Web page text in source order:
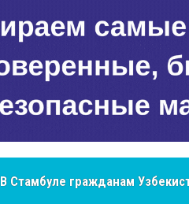
В Стамбуле гражданам
NCS Jeans: турецкий бренд,